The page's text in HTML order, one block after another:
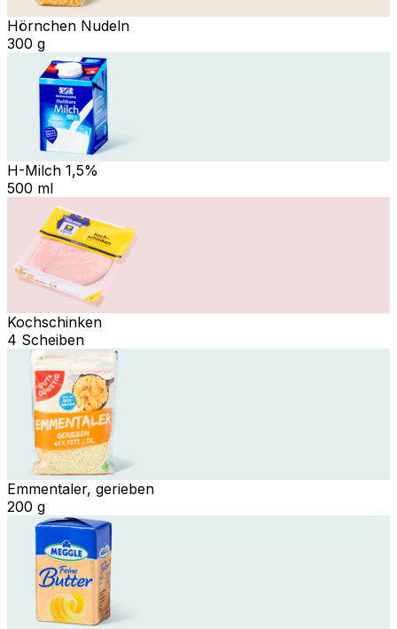
Hörnchen Nudeln
300 g
H-Milch 1,5%
500 ml
Kochschinken
4 Scheiben
Emmentaler, gerieben
200 g